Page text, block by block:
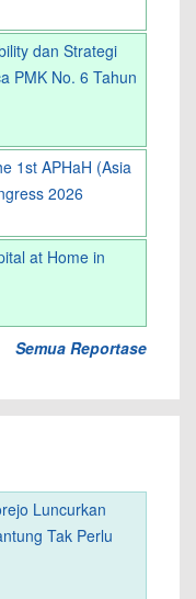
dan Strategi
PMK No. 6 Tahun
1st APHaH (Asia
2026
at Home in
Semua Reportase
Luncurkan
Tak Perlu